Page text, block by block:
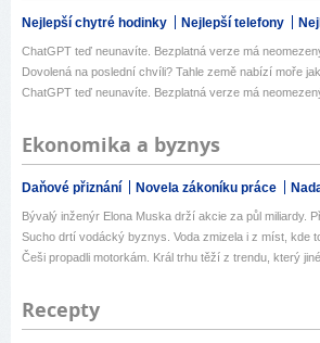
Nejlepší chytré hodinky Nejlepší telefony
ChatGPT teď neunavíte. Bezplatná verze má
Dovolená na poslední chvíli? Tahle země nabízí moře
ChatGPT teď neunavíte. Bezplatná verze má
Ekonomika a byznys
Daňové přiznání Novela zákoníku práce
Bývalý inženýr Elona Muska drží akcie za půl miliardy.
Sucho drtí vodácký byznys. Voda zmizela i z míst, kde
Češi propadli motorkám. Král trhu těží z trendu, který
Recepty